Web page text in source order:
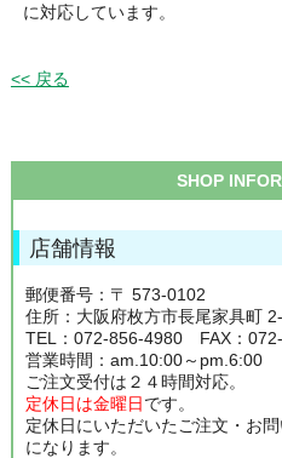
に対応しています。
<< 戻る
SHOP
店舗情報
郵便番号：〒 573-0102
住所：大阪府枚方市長尾家具町
TEL：072-856-4980 FAX：
営業時間：am.10:00～pm.6:00
ご注文受付は２４時間対応。
定休日は金曜日です。
定休日にいただいたご注文・お
になります。